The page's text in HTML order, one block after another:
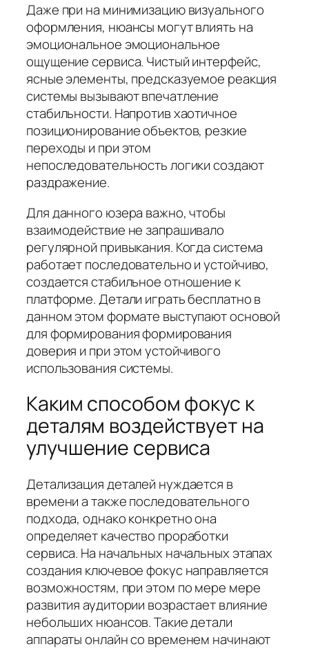
Даже при на минимизацию визуального
оформления, нюансы могут влиять на
эмоциональное эмоциональное
ощущение сервиса. Чистый интерфейс,
ясные элементы, предсказуемое реакция
системы вызывают впечатление
стабильности. Напротив хаотичное
позиционирование объектов, резкие
переходы и при этом
непоследовательность логики создают
раздражение.
Для данного юзера важно, чтобы
взаимодействие не запрашивало
регулярной привыкания. Когда система
работает последовательно и устойчиво,
создается стабильное отношение к
платформе. Детали играть бесплатно в
данном этом формате выступают основой
для формирования формирования
доверия и при этом устойчивого
использования системы.
Каким способом фокус к
деталям воздействует на
улучшение сервиса
Детализация деталей нуждается в
времени а также последовательного
подхода, однако конкретно она
определяет качество проработки
сервиса. На начальных начальных этапах
создания ключевое фокус направляется
возможностям, при этом по мере мере
развития аудитории возрастает влияние
небольших нюансов. Такие детали
аппараты онлайн со временем начинают